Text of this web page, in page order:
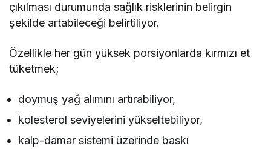
çıkılması durumunda sağlık risklerinin belirgin
şekilde artabileceği belirtiliyor.
Özellikle her gün yüksek porsiyonlarda kırmızı et
tüketmek;
doymuş yağ alımını artırabiliyor,
kolesterol seviyelerini yükseltebiliyor,
kalp-damar sistemi üzerinde baskı